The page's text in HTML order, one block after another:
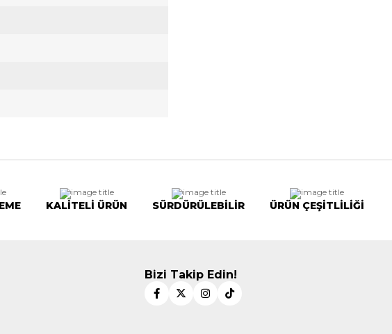
KALİTELİ ÜRÜN SÜRDÜRÜLEBİLİR ÜRÜN ÇEŞİTLİLİĞİ
Bizi Takip Edin!